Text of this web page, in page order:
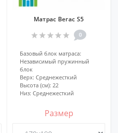
Матрас Вегас S5
0
Базовый блок матраса:
Независимый пружинный
блок
Верх: Среднежесткий
Высота (см): 22
Низ: Среднежесткий
Размер